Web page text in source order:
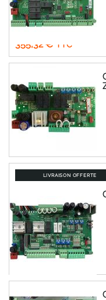
355,32 €
188,81 €
LIVRAISON OFFERTE
504,42 €
420,35 €